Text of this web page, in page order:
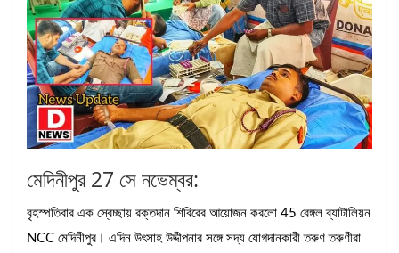
মেদিনীপুর 27 সে নভেম্বর:
বৃহস্পতিবার এক স্বেচ্ছায় রক্তদান শিবিরের আয়োজন করলো 45 বেঙ্গল ব্যাটালিয়ন
NCC মেদিনীপুর। এদিন উৎসাহ উদ্দীপনার সঙ্গে সদ্য যোগদানকারী তরুণ তরুণীরা